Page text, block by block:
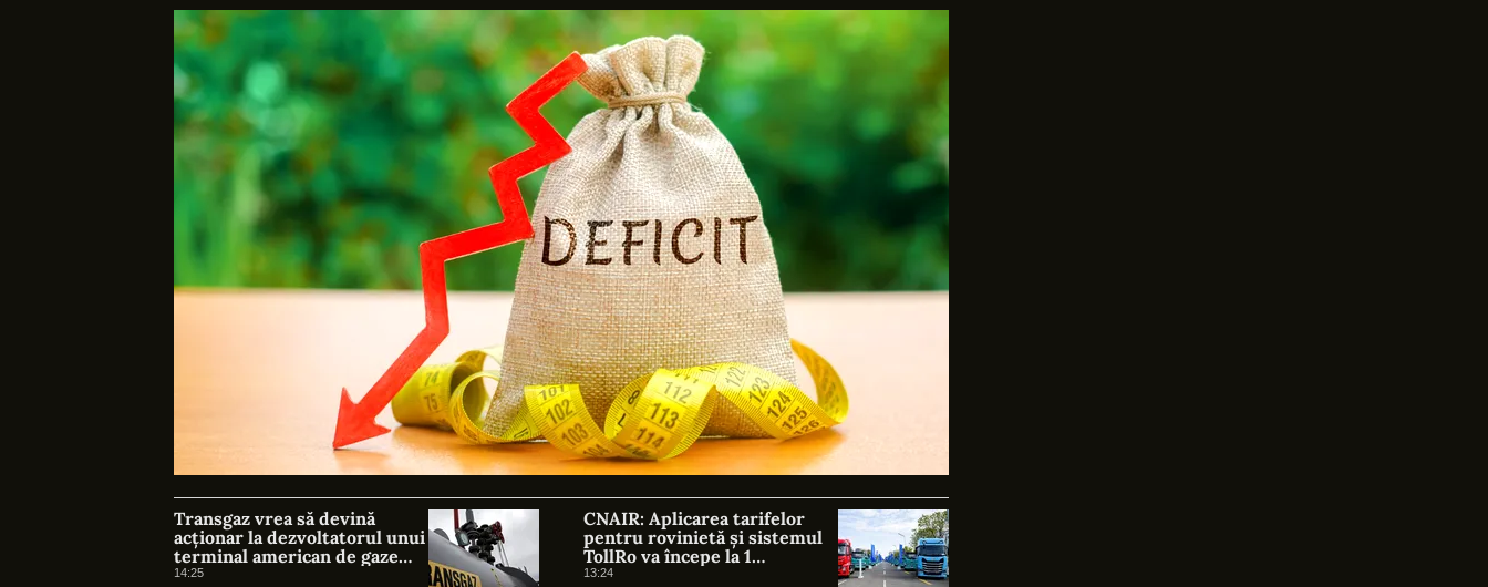
Transgaz vrea să devină
acționar la dezvoltatorul unui
terminal american de gaze
naturale lichefiate
14:25
CNAIR: Aplicarea tarifelor
pentru rovinietă și sistemul
TollRo va începe la 1
octombrie
13:24